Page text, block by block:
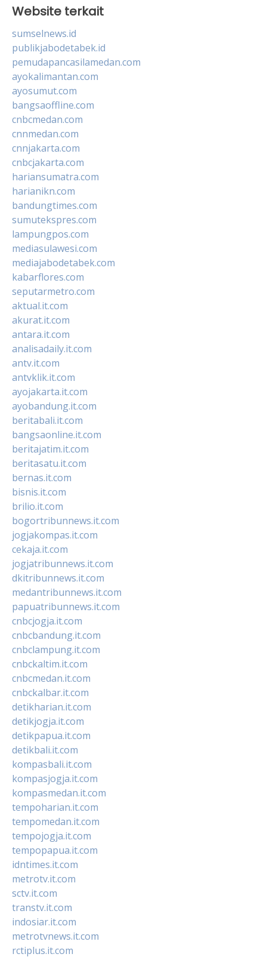
Website terkait
sumselnews.id
publikjabodetabek.id
pemudapancasilamedan.com
ayokalimantan.com
ayosumut.com
bangsaoffline.com
cnbcmedan.com
cnnmedan.com
cnnjakarta.com
cnbcjakarta.com
hariansumatra.com
harianikn.com
bandungtimes.com
sumutekspres.com
lampungpos.com
mediasulawesi.com
mediajabodetabek.com
kabarflores.com
seputarmetro.com
aktual.it.com
akurat.it.com
antara.it.com
analisadaily.it.com
antv.it.com
antvklik.it.com
ayojakarta.it.com
ayobandung.it.com
beritabali.it.com
bangsaonline.it.com
beritajatim.it.com
beritasatu.it.com
bernas.it.com
bisnis.it.com
brilio.it.com
bogortribunnews.it.com
jogjakompas.it.com
cekaja.it.com
jogjatribunnews.it.com
dkitribunnews.it.com
medantribunnews.it.com
papuatribunnews.it.com
cnbcjogja.it.com
cnbcbandung.it.com
cnbclampung.it.com
cnbckaltim.it.com
cnbcmedan.it.com
cnbckalbar.it.com
detikharian.it.com
detikjogja.it.com
detikpapua.it.com
detikbali.it.com
kompasbali.it.com
kompasjogja.it.com
kompasmedan.it.com
tempoharian.it.com
tempomedan.it.com
tempojogja.it.com
tempopapua.it.com
idntimes.it.com
metrotv.it.com
sctv.it.com
transtv.it.com
indosiar.it.com
metrotvnews.it.com
rctiplus.it.com